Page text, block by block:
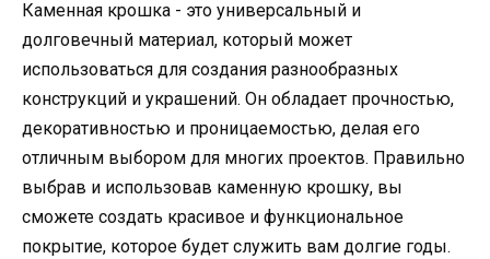
Каменная крошка - это универсальный и
долговечный материал, который может
использоваться для создания разнообразных
конструкций и украшений. Он обладает прочностью,
декоративностью и проницаемостью, делая его
отличным выбором для многих проектов. Правильно
выбрав и использовав каменную крошку, вы
сможете создать красивое и функциональное
покрытие, которое будет служить вам долгие годы.